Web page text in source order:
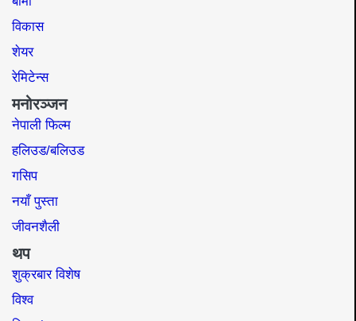
विकास
शेयर
रेमिटेन्स
मनोरञ्जन
नेपाली फिल्म
हलिउड/बलिउड
गसिप
नयाँ पुस्ता
जीवनशैली
थप
शुक्रबार विशेष
विश्व